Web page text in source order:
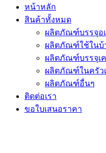
หน้าหลัก
สินค้าทั้งหมด
ผลิตภัณฑ์บรรจุอ
ผลิตภัณฑ์ใช้ในบ้
ผลิตภัณฑ์บรรจุเ
ผลิตภัณฑ์ในครัว
ผลิตภัณฑ์อื่นๆ
ติดต่อเรา
ขอใบเสนอราคา